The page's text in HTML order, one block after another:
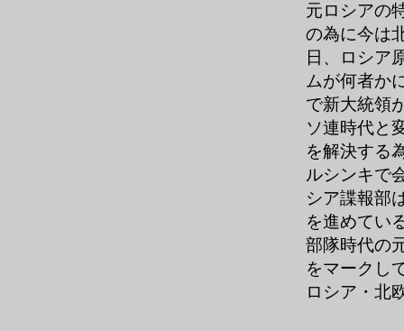
元ロシアの
の為に今は
日、ロシア
ムが何者か
で新大統領
ソ連時代と
を解決する
ルシンキで
シア諜報部
を進めてい
部隊時代の
をマークし
ロシア・北